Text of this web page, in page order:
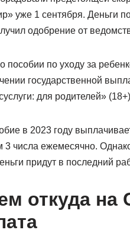
уже 1 сентября. Деньги
одобрение от
о пособии по уходу за
государственной
для родителей»
в 2023 году
3 числа ежемесячно.
придут в последний
откуда